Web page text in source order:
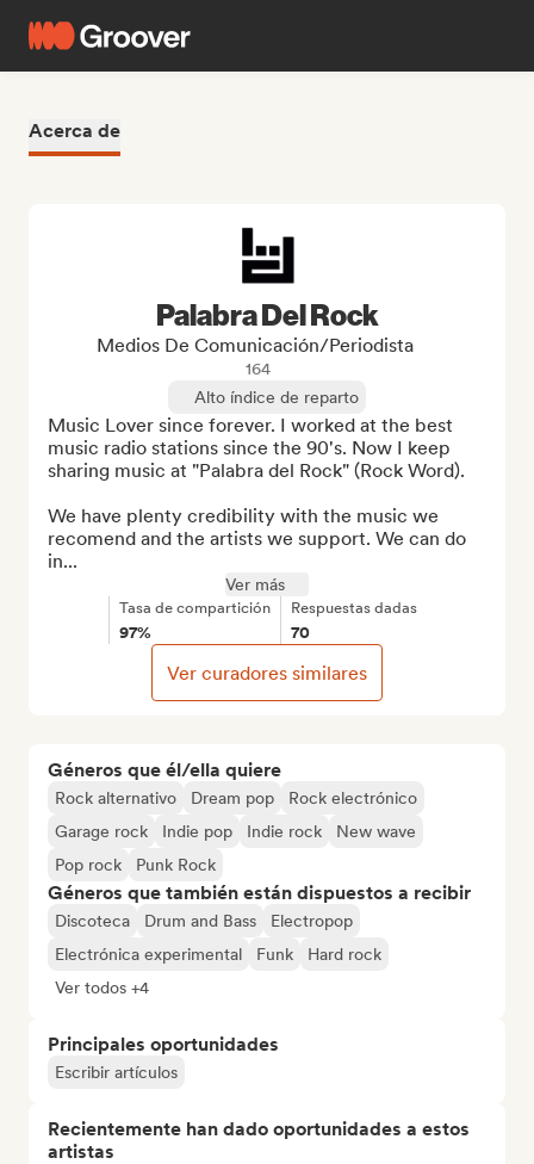
Acerca de
Géneros que él/ella quiere
Rock alternativo Dream pop
Rock electrónico
Garage rock
Indie pop Indie rock
New wave
Pop rock
Punk Rock
Géneros que también están dispuestos a recibir
Discoteca Drum and Bass
Electropop
Electrónica experimental
Funk
Hard rock
Ver todos +4
Principales oportunidades
Escribir artículos
Recientemente han dado oportunidades a estos
artistas
Palabra Del Rock
Medios De Comunicación/Periodista
164
Alto índice de reparto
Music Lover since forever. I worked at the best
music radio stations since the 90's. Now I keep
sharing music at "Palabra del Rock" (Rock Word).
We have plenty credibility with the music we
recomend and the artists we support. We can do
in...
Ver más
Tasa de compartición
97%
Respuestas dadas
70
Ver curadores similares